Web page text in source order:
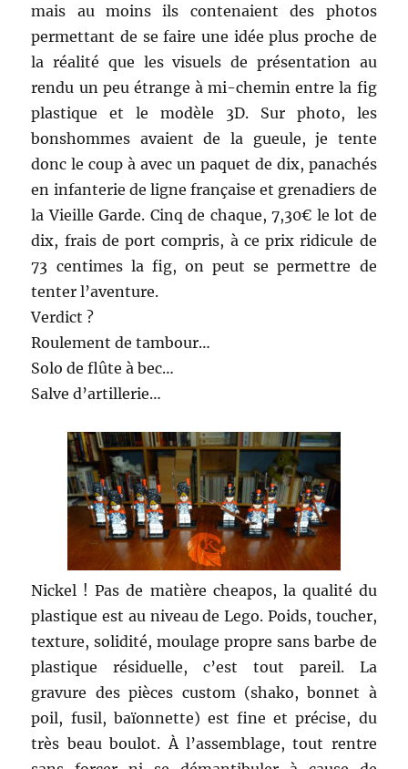
mais au moins ils contenaient des photos
permettant de se faire une idée plus proche de
la réalité que les visuels de présentation au
rendu un peu étrange à mi-chemin entre la fig
plastique et le modèle 3D. Sur photo, les
bonshommes avaient de la gueule, je tente
donc le coup à avec un paquet de dix, panachés
en infanterie de ligne française et grenadiers de
la Vieille Garde. Cinq de chaque, 7,30€ le lot de
dix, frais de port compris, à ce prix ridicule de
73 centimes la fig, on peut se permettre de
tenter l’aventure.
Verdict ?
Roulement de tambour…
Solo de flûte à bec…
Salve d’artillerie…
Nickel ! Pas de matière cheapos, la qualité du
plastique est au niveau de Lego. Poids, toucher,
texture, solidité, moulage propre sans barbe de
plastique résiduelle, c’est tout pareil. La
gravure des pièces custom (shako, bonnet à
poil, fusil, baïonnette) est fine et précise, du
très beau boulot. À l’assemblage, tout rentre